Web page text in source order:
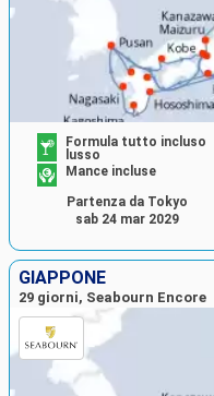
Formula tutto incluso
lusso
Mance incluse
Partenza da Tokyo
sab 24 mar 2029
GIAPPONE
29 giorni, Seabourn Encore